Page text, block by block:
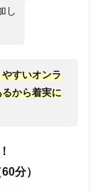
し
すいオンラ
から着実に
分）